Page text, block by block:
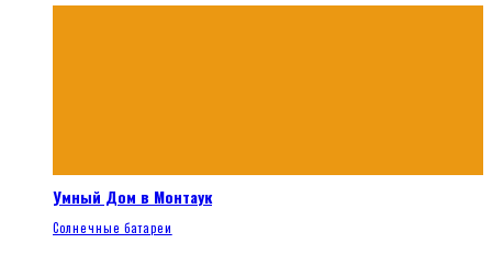
Умный Дом в Монтаук
Солнечные батареи